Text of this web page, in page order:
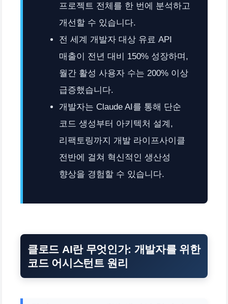
프로젝트 전체를 한 번에 분석하고
개선할 수 있습니다.
전 세계 개발자 대상 유료 API
매출이 전년 대비 150% 성장하며,
월간 활성 사용자 수는 200% 이상
급증했습니다.
개발자는 Claude AI를 통해 단순
코드 생성부터 아키텍처 설계,
리팩토링까지 개발 라이프사이클
전반에 걸쳐 혁신적인 생산성
향상을 경험할 수 있습니다.
클로드 AI란 무엇인가: 개발자를 위한
코드 어시스턴트 원리